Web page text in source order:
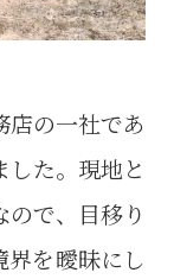
店の一社であ
た。現地と
で、目移り
界を曖昧にし